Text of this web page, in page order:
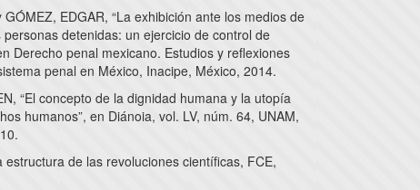
EDGAR, “La exhibición ante los medios de
detenidas: un ejercicio de control de
Derecho penal mexicano. Estudios y reflexiones
penal en México, Inacipe, México, 2014.
“El concepto de la dignidad humana y la utopía
humanos”, en Diánoia, vol. LV, núm. 64, UNAM,
estructura de las revoluciones científicas, FCE,